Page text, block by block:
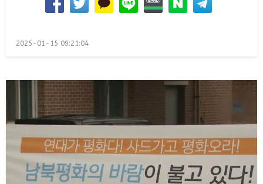
Posted
2025-01-15 09:21:04